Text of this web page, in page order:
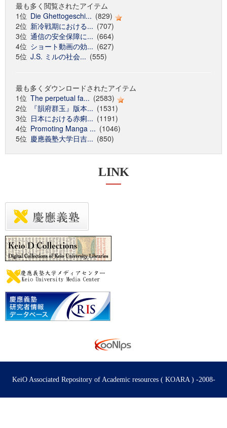
最も多く閲覧されたアイテム
1位 Die Ghettogeschi... (829)
2位 新冷戦期における... (707)
3位 通信の安全保障に... (664)
4位 ショート動画の効... (627)
5位 J.S. ミルの社会... (555)
最も多くダウンロードされたアイテム
1位 The perpetual fa... (2583)
2位
『韻府群玉』版本... (1531)
3位 日本における赤痢... (1191)
4位 Promoting Manga ... (1046)
5位 慶應義塾大学日吉... (850)
LINK
KeiO Associated Repository of Academic resources ( KOARA ) -2008-